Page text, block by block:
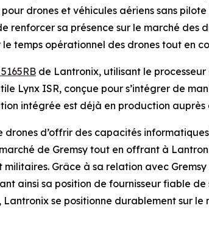
drones et véhicules aériens sans
renforcer sa présence sur le marché
temps opérationnel des drones tout en
de Lantronix, utilisant le
Lynx ISR, conçue pour s’intégrer de
intégrée est déjà en production
d’offrir des capacités
de Gremsy tout en offrant à
Grâce à sa relation avec
ainsi sa position de fournisseur fiable
se positionne durablement sur